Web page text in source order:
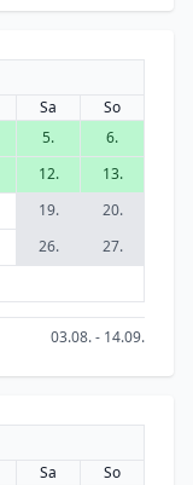
Sa
So
5.
6.
12.
13.
19.
20.
26.
27.
03.08. - 14.09.
Sa
So